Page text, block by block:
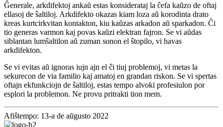
Ĝenerale, arkdifektoj ankaŭ estas konsiderataj la ĉefa kaŭzo de oftaj
ellasoj de ŝaltiloj. Arkdifekto okazas kiam loza aŭ korodinta drato
kreas kurtcirkvitan kontakton, kiu kaŭzas arkadon aŭ sparkadon. Ĉi
tio generas varmon kaj povas kaŭzi elektran fajron. Se vi aŭdas
siblantan lumŝaltilon aŭ zuman sonon el ŝtopilo, vi havas
arkdifekton.
Se vi evitas aŭ ignoras iujn ajn el ĉi tiuj problemoj, vi metas la
sekurecon de via familio kaj amatoj en grandan riskon. Se vi spertas
oftajn ekfunkciojn de ŝaltiloj, estas tempo alvoki profesiulon por
esplori la problemon. Ne provu pritrakti tion mem.
Afiŝtempo: 13-a de aŭgusto 2022